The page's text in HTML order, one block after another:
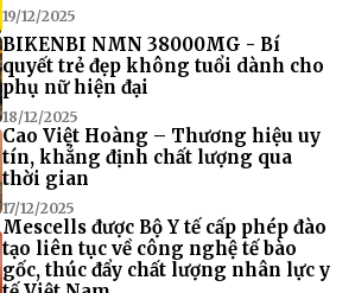
19/12/2025
BIKENBI NMN 38000MG - Bí
quyết trẻ đẹp không tuổi dành cho
phụ nữ hiện đại
18/12/2025
Cao Việt Hoàng – Thương hiệu uy
tín, khẳng định chất lượng qua
thời gian
17/12/2025
Mescells được Bộ Y tế cấp phép đào
tạo liên tục về công nghệ tế bào
gốc, thúc đẩy chất lượng nhân lực y